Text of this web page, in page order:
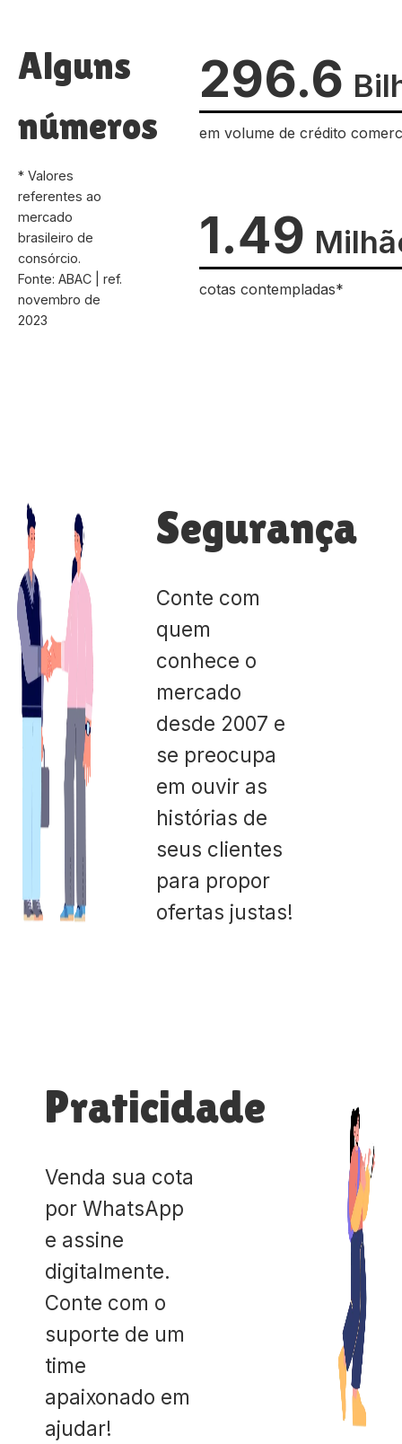
Alguns
números
* Valores
referentes ao
mercado
brasileiro de
consórcio.
Fonte: ABAC | ref.
novembro de
2023
296.6
em volume de crédito
1.49
cotas contempladas*
Segurança
Conte com
quem
conhece o
mercado
desde 2007 e
se preocupa
em ouvir as
histórias de
seus clientes
para propor
ofertas justas!
Praticidade
Venda sua cota
por WhatsApp
e assine
digitalmente.
Conte com o
suporte de um
time
apaixonado em
ajudar!